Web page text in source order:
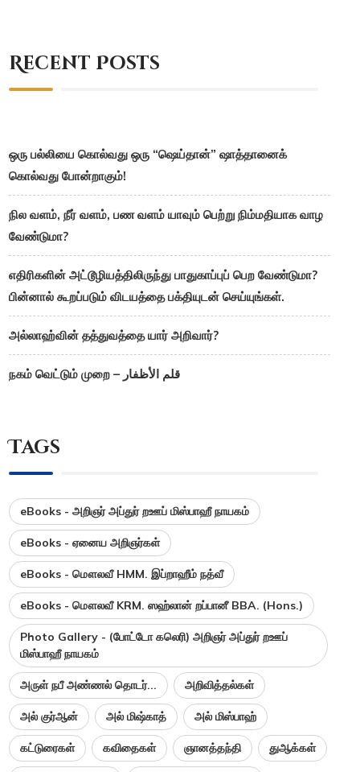
Recent Posts
ஒரு பல்லியை கொல்வது ஒரு “ஷெய்தான்” ஷாத்தானைக்
கொல்வது போன்றாகும்!
நில வளம், நீர் வளம், பண வளம் யாவும் பெற்று நிம்மதியாக வாழ
வேண்டுமா?
எதிரிகளின் அட்டூழியத்திலிருந்து பாதுகாப்புப் பெற வேண்டுமா?
பின்னால் கூறப்படும் விடயத்தை பக்தியுடன் செய்யுங்கள்.
அல்லாஹ்வின் தத்துவத்தை யார் அறிவார்?
நகம் வெட்டும் முறை – قلم الأظفار
Tags
eBooks - அறிஞர் அப்துர் றஊப் மிஸ்பாஹீ நாயகம்
eBooks - ஏனைய அறிஞர்கள்
eBooks - மௌலவீ HMM. இப்றாஹீம் நத்வீ
eBooks - மௌலவீ KRM. ஸஹ்லான் றப்பானீ BBA. (Hons.)
Photo Gallery - (போட்டோ கலெரி) அறிஞர் அப்துர் றஊப்
மிஸ்பாஹீ நாயகம்
அருள் நபீ அண்ணல் தொடர்... அறிவித்தல்கள்
அல் குர்ஆன் அல் மிஷ்காத் அல் மிஸ்பாஹ்
கட்டுரைகள் கவிதைகள் ஞானத்தந்தி துஆக்கள்